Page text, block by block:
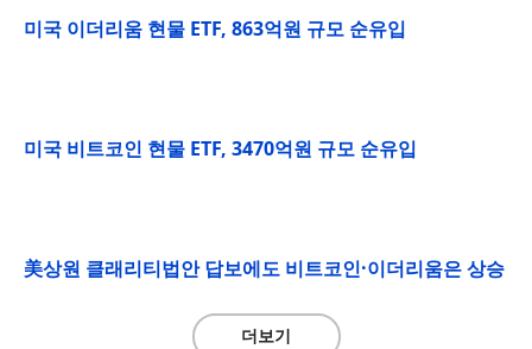
미국 이더리움 현물 ETF, 863억원 규모 순유입
미국 비트코인 현물 ETF, 3470억원 규모 순유입
美상원 클래리티법안 답보에도 비트코인·이더리움은 상승
더보기